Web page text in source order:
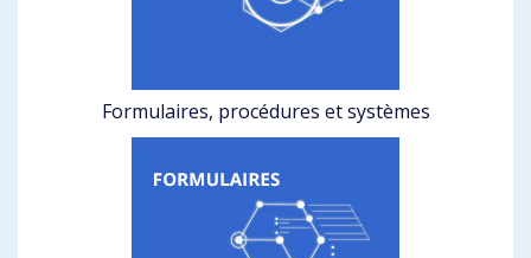
Formulaires, procédures et systèmes